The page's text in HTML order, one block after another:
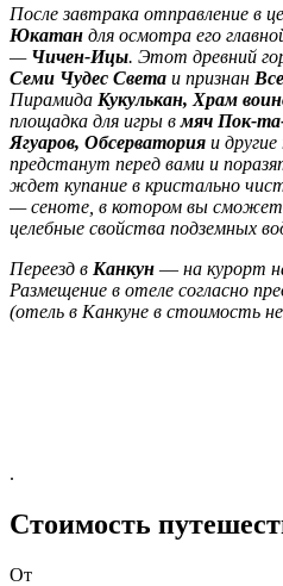
После завтрака отправление в
Юкатан для осмотра его
— Чичен-Ицы. Этот древний
Семи Чудес Света и признан
Пирамида Кукулькан, Храм
площадка для игры в мяч Пок-
Ягуаров, Обсерватория и
предстанут перед вами и
ждет купание в кристально
— сеноте, в котором вы
целебные свойства подземных
Переезд в Канкун — на курорт
Размещение в отеле согласно
(отель в Канкуне в стоимость
.
Стоимость
От